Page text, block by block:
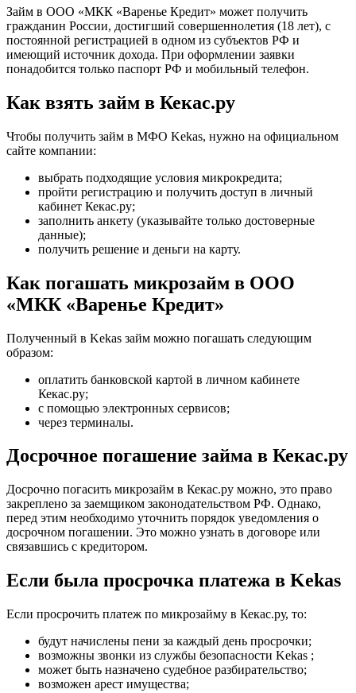
Займ в ООО «МКК «Варенье Кредит» может получить
гражданин России, достигший совершеннолетия (18 лет), с
постоянной регистрацией в одном из субъектов РФ и
имеющий источник дохода. При оформлении заявки
понадобится только паспорт РФ и мобильный телефон.
Как взять займ в Кекас.ру
Чтобы получить займ в МФО Kekas, нужно на официальном
сайте компании:
выбрать подходящие условия микрокредита;
пройти регистрацию и получить доступ в личный
кабинет Кекас.ру;
заполнить анкету (указывайте только достоверные
данные);
получить решение и деньги на карту.
Как погашать микрозайм в ООО
«МКК «Варенье Кредит»
Полученный в Kekas займ можно погашать следующим
образом:
оплатить банковской картой в личном кабинете
Кекас.ру;
с помощью электронных сервисов;
через терминалы.
Досрочное погашение займа в Кекас.ру
Досрочно погасить микрозайм в Кекас.ру можно, это право
закреплено за заемщиком законодательством РФ. Однако,
перед этим необходимо уточнить порядок уведомления о
досрочном погашении. Это можно узнать в договоре или
связавшись с кредитором.
Если была просрочка платежа в Kekas
Если просрочить платеж по микрозайму в Кекас.ру, то:
будут начислены пени за каждый день просрочки;
возможны звонки из службы безопасности Kekas ;
может быть назначено судебное разбирательство;
возможен арест имущества;